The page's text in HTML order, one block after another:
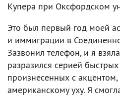
Купера при Оксфордском
Это был первый год моей
и иммиграции в
Зазвонил телефон, и я
разразился серией
произнесенных с
американскому уху. Я